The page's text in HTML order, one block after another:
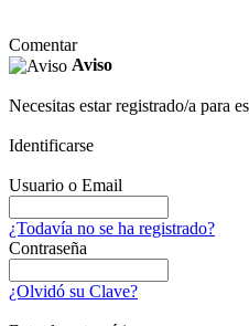
Comentar
Aviso
Necesitas estar registrado/a para
Identificarse
Usuario o Email
¿Todavía no se ha registrado?
Contraseña
¿Olvidó su Clave?